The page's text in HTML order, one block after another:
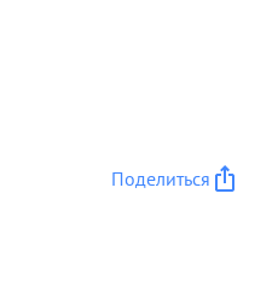
Поделиться